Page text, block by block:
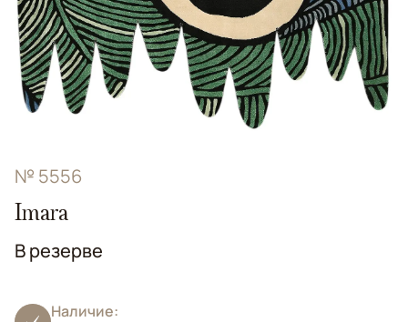
№ 5556
Imara
В резерве
Наличие: